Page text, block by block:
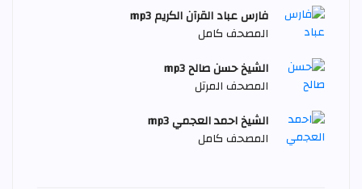
فارس عباد القرآن الكريم mp3
المصحف كامل
الشيخ حسن صالح mp3
المصحف المرتل
الشيخ احمد العجمي mp3
المصحف كامل